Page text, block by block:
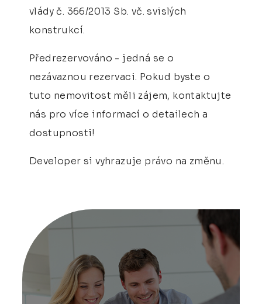
vlády č. 366/2013 Sb. vč. svislých
konstrukcí.
Předrezervováno - jedná se o
nezávaznou rezervaci. Pokud byste o
tuto nemovitost měli zájem, kontaktujte
nás pro více informací o detailech a
dostupnosti!
Developer si vyhrazuje právo na změnu.